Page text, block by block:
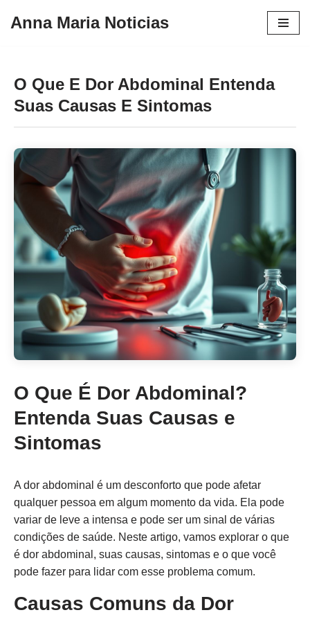
conteúdo
Anna Maria Noticias
O Que E Dor Abdominal Entenda
Suas Causas E Sintomas
O Que É Dor Abdominal?
Entenda Suas Causas e
Sintomas
A dor abdominal é um desconforto que pode afetar
qualquer pessoa em algum momento da vida. Ela pode
variar de leve a intensa e pode ser um sinal de várias
condições de saúde. Neste artigo, vamos explorar o que
é dor abdominal, suas causas, sintomas e o que você
pode fazer para lidar com esse problema comum.
Causas Comuns da Dor